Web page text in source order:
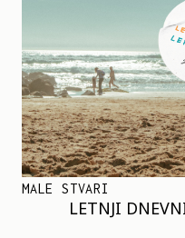
MALE STVARI
LETNJI